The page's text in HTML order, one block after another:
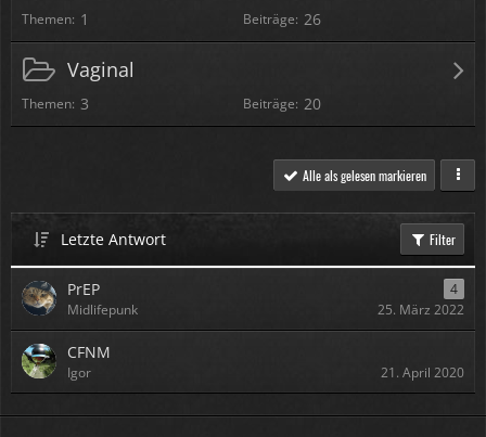
Themen 1 Beiträge 26
Vaginal
Themen 3 Beiträge 20
Alle als gelesen markieren
Letzte Antwort Filter
PrEP
4
Midlifepunk
25. März 2022
CFNM
Igor 21. April 2020